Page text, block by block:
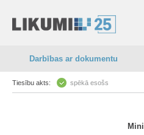
Darbības ar dokumentu
Tiesību akts: spēkā esošs